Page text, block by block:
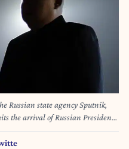
Russian state agency Sputnik,
the arrival of Russian President
at Pyongyang Airport, early on
Putin landed in North Korea